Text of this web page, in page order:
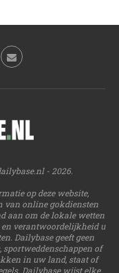
- 2026.
op deze website,
van online gokdiensten
aan om de lokale wetten
verantwoordelijkheid u
Dailybase geeft geen
of
in uw land, staat of
Dailybase wijst elke